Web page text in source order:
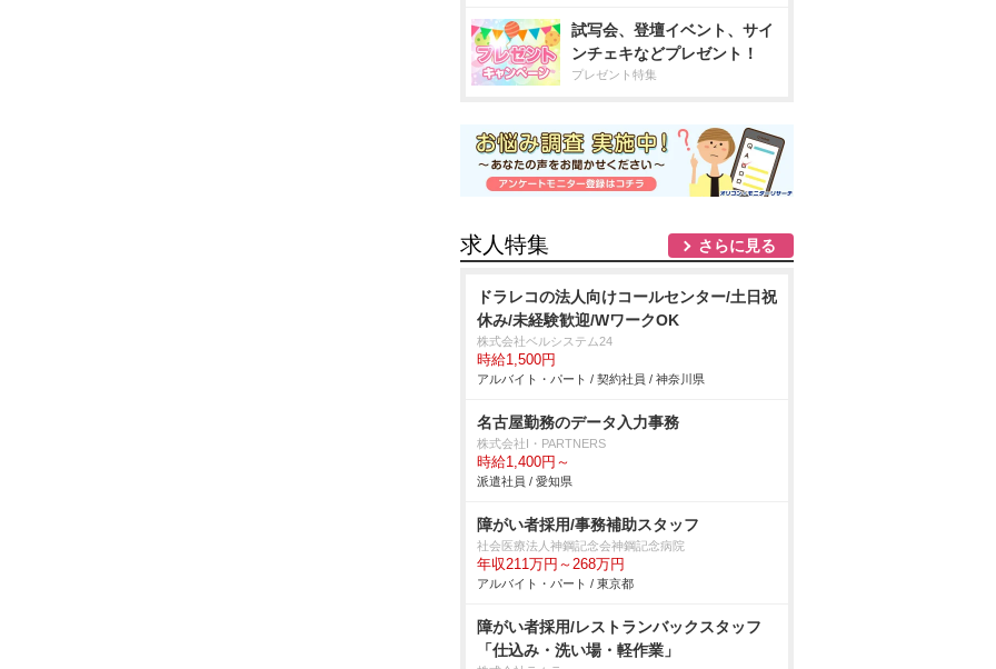
試写会、登壇イベント、サイ
ンチェキなどプレゼント！
プレゼント特集
求人特集 さらに見る
ドラレコの法人向けコールセンター/土日祝
休み/未経験歓迎/WワークOK
株式会社ベルシステム24
時給1,500円
アルバイト・パート / 契約社員 / 神奈川県
名古屋勤務のデータ入力事務
株式会社I・PARTNERS
時給1,400円～
派遣社員 / 愛知県
障がい者採用/事務補助スタッフ
社会医療法人神鋼記念会神鋼記念病院
年収211万円～268万円
アルバイト・パート / 東京都
障がい者採用/レストランバックスタッフ
「仕込み・洗い場・軽作業」